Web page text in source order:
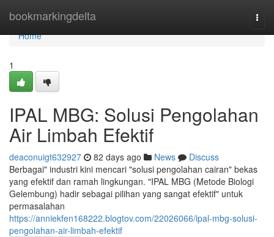
bookmarkingdelta
Home
Home
1
IPAL MBG: Solusi Pengolahan
Air Limbah Efektif
deaconuigt632927 82 days ago News
Discuss
Berbagai" industri kini mencari "solusi pengolahan cairan" bekas
yang efektif dan ramah lingkungan. "IPAL MBG (Metode Biologi
Gelembung) hadir sebagai pilihan yang sangat efektif" untuk
permasalahan
https://anniekfen168222.blogtov.com/22026066/ipal-mbg-solusi-
pengolahan-air-limbah-efektif